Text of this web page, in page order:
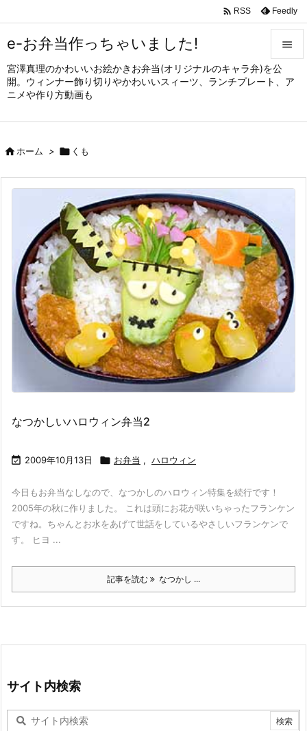
e-お弁当作っちゃいました!
宮澤真理のかわいいお絵かきお弁当(オリジナルのキャラ弁)を公
開。ウィンナー飾り切りやかわいいスィーツ、ランチプレート、ア
ニメや作り方動画も


メニュ
サイド

次へ
 RSS Feedly
ホーム >  くも
なつかしいハロウィン弁当2
 2009年10月13日  お弁当 , ハロウィン
今日もお弁当なしなので、なつかしのハロウィン特集を続行です！
2005年の秋に作りました。 これは頭にお花が咲いちゃったフランケン
ですね。ちゃんとお水をあげて世話をしているやさしいフランケンで
す。 ヒヨ ...
記事を読む なつかし ...
サイト内検索